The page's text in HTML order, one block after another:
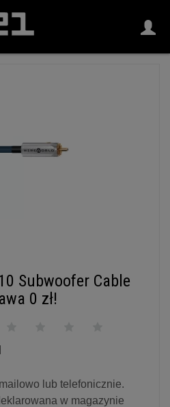
Subwoofer Cable
0 zł!
lub telefonicznie.
w magazynie